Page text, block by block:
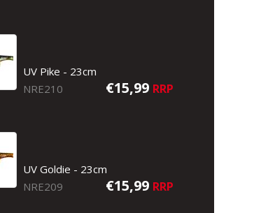
UV Pike - 23cm
NRE210
€15,99 RRP
UV Goldie - 23cm
NRE209
€15,99 RRP